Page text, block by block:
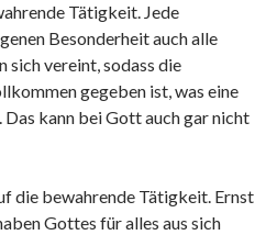
Tätigkeit. Jede
Besonderheit auch alle
sich vereint, sodass die
gegeben ist, was eine
kann bei Gott auch gar nicht
die bewahrende Tätigkeit. Ernst
Gottes für alles aus sich